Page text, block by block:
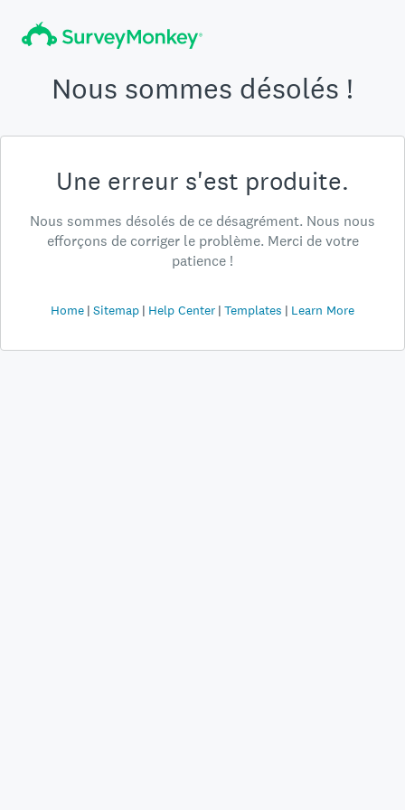
Nous sommes désolés !
Une erreur s'est produite.
Nous sommes désolés de ce désagrément. Nous nous
efforçons de corriger le problème. Merci de votre
patience !
Home Sitemap Help Center Templates Learn More